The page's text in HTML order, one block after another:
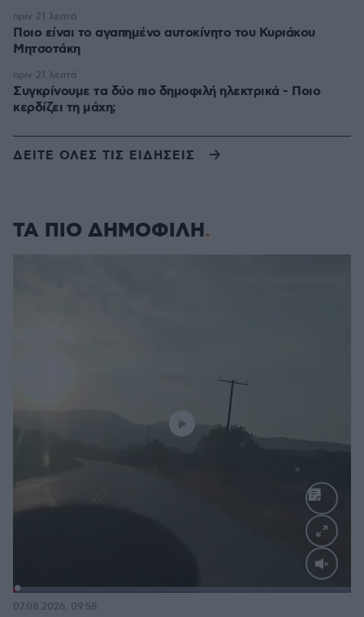
Ποιο είναι το αγαπημένο αυτοκίνητο του Κυριάκου
Μητσοτάκη
πριν 21 λεπτά
Συγκρίνουμε τα δύο πιο δημοφιλή ηλεκτρικά - Ποιο
κερδίζει τη μάχη;
πριν 21 λεπτά
ΔΕΙΤΕ ΟΛΕΣ ΤΙΣ ΕΙΔΗΣΕΙΣ
ΤΑ ΠΙΟ ΔΗΜΟΦΙΛΗ
Loaded:
07.08.2026, 09:58